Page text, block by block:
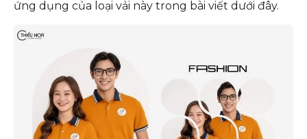
ứng dụng của loại vải này trong bài viết dưới đây.